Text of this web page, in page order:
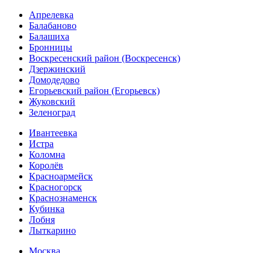
Апрелевка
Балабаново
Балашиха
Бронницы
Воскресенский район (Воскресенск)
Дзержинский
Домодедово
Егорьевский район (Егорьевск)
Жуковский
Зеленоград
Ивантеевка
Истра
Коломна
Королёв
Красноармейск
Красногорск
Краснознаменск
Кубинка
Лобня
Лыткарино
Москва